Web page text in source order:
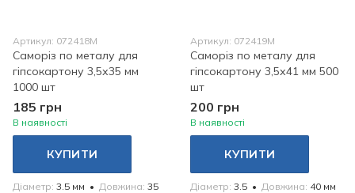
Артикул: 072418М
Саморіз по металу для
гіпсокартону 3,5х35 мм
1000 шт
185 грн
В наявності
КУПИТИ
Діаметр 3.5 мм Довжина 35
Артикул: 072419М
Саморіз по металу для
гіпсокартону 3,5х41 мм 500
шт
200 грн
В наявності
КУПИТИ
Діаметр 3.5 Довжина 40 мм